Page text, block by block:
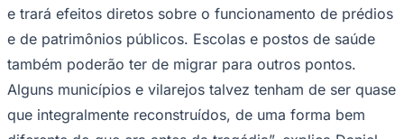
e trará efeitos diretos sobre o funcionamento de prédios
e de patrimônios públicos. Escolas e postos de saúde
também poderão ter de migrar para outros pontos.
Alguns municípios e vilarejos talvez tenham de ser quase
que integralmente reconstruídos, de uma forma bem